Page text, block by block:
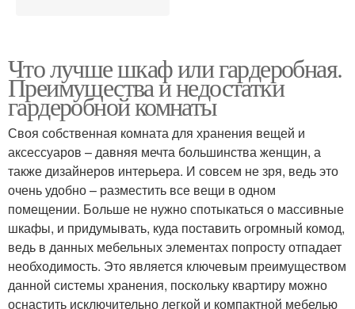
Что лучше шкаф или гардеробная.
Преимущества и недостатки
гардеробной комнаты
Своя собственная комната для хранения вещей и
аксессуаров – давняя мечта большинства женщин, а
также дизайнеров интерьера. И совсем не зря, ведь это
очень удобно – разместить все вещи в одном
помещении. Больше не нужно спотыкаться о массивные
шкафы, и придумывать, куда поставить огромный комод,
ведь в данных мебельных элементах попросту отпадает
необходимость. Это является ключевым преимуществом
данной системы хранения, поскольку квартиру можно
оснастить исключительно легкой и компактной мебелью